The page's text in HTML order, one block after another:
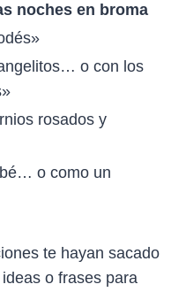
noches en broma
o con los
rosados y
o como un
te hayan sacado
o frases para